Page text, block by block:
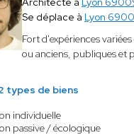
Se déplace à Lyon
Fort d'expériences
ou anciens, publiques et
types de biens
individuelle
passive / écologique